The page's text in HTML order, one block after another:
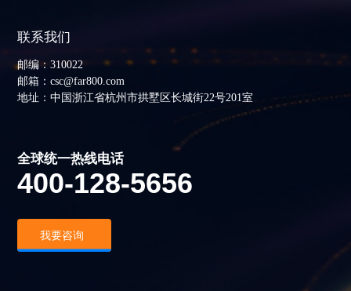
联系我们
邮编：310022
邮箱：csc@far800.com
地址：中国浙江省杭州市拱墅区长城街22号201室
全球统一热线电话
400-128-5656
我要咨询